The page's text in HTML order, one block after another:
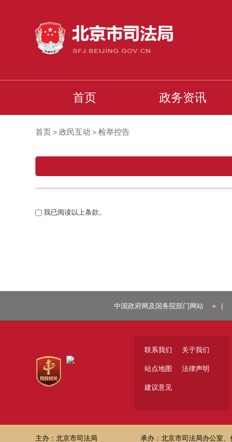
首页 政务资讯
首页 > 政民互动 > 检举控告
我已阅读以上条款。
中国政府网及国务院部门网站 |
联系我们 关于我们
站点地图 法律声明
建议意见
主办：北京市司法局 承办：北京市司法局办公室、